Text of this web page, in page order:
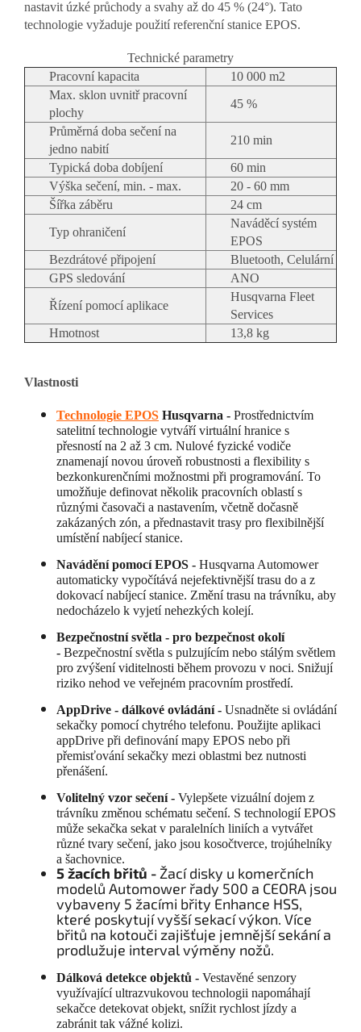
nastavit úzké průchody a svahy až do 45 % (24°). Tato
technologie vyžaduje použití referenční stanice EPOS.
Technické parametry
Pracovní kapacita
10 000 m2
Max. sklon uvnitř pracovní
plochy
45 %
Průměrná doba sečení na
jedno nabití
210 min
Typická doba dobíjení
60 min
Výška sečení, min. - max.
20 - 60 mm
Šířka záběru
24 cm
Typ ohraničení
Naváděcí systém
EPOS
Bezdrátové připojení
Bluetooth, Celulární
GPS sledování
ANO
Řízení pomocí aplikace
Husqvarna Fleet
Services
Hmotnost
13,8 kg
Vlastnosti
Technologie EPOS Husqvarna - Prostřednictvím
satelitní technologie vytváří virtuální hranice s
přesností na 2 až 3 cm. Nulové fyzické vodiče
znamenají novou úroveň robustnosti a flexibility s
bezkonkurenčními možnostmi při programování. To
umožňuje definovat několik pracovních oblastí s
různými časovači a nastavením, včetně dočasně
zakázaných zón, a přednastavit trasy pro flexibilnější
umístění nabíjecí stanice.
Navádění pomocí EPOS - Husqvarna Automower
automaticky vypočítává nejefektivnější trasu do a z
dokovací nabíjecí stanice. Změní trasu na trávníku, aby
nedocházelo k vyjetí nehezkých kolejí.
Bezpečnostní světla - pro bezpečnost okolí
- Bezpečnostní světla s pulzujícím nebo stálým světlem
pro zvýšení viditelnosti během provozu v noci. Snižují
riziko nehod ve veřejném pracovním prostředí.
AppDrive - dálkové ovládání - Usnadněte si ovládání
sekačky pomocí chytrého telefonu. Použijte aplikaci
appDrive při definování mapy EPOS nebo při
přemisťování sekačky mezi oblastmi bez nutnosti
přenášení.
Volitelný vzor sečení - Vylepšete vizuální dojem z
trávníku změnou schématu sečení. S technologií EPOS
může sekačka sekat v paralelních liniích a vytvářet
různé tvary sečení, jako jsou kosočtverce, trojúhelníky
a šachovnice.
5 žacích břitů - Žací disky u komerčních
modelů Automower řady 500 a CEORA jsou
vybaveny 5 žacími břity Enhance HSS,
které poskytují vyšší sekací výkon. Více
břitů na kotouči zajišťuje jemnější sekání a
prodlužuje interval výměny nožů.
Dálková detekce objektů - Vestavěné senzory
využívající ultrazvukovou technologii napomáhají
sekačce detekovat objekt, snížit rychlost jízdy a
zabránit tak vážné kolizi.